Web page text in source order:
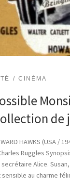
CINÉMA
HAWKS (USA /
Ruggles
secrétaire Alice.
au charme